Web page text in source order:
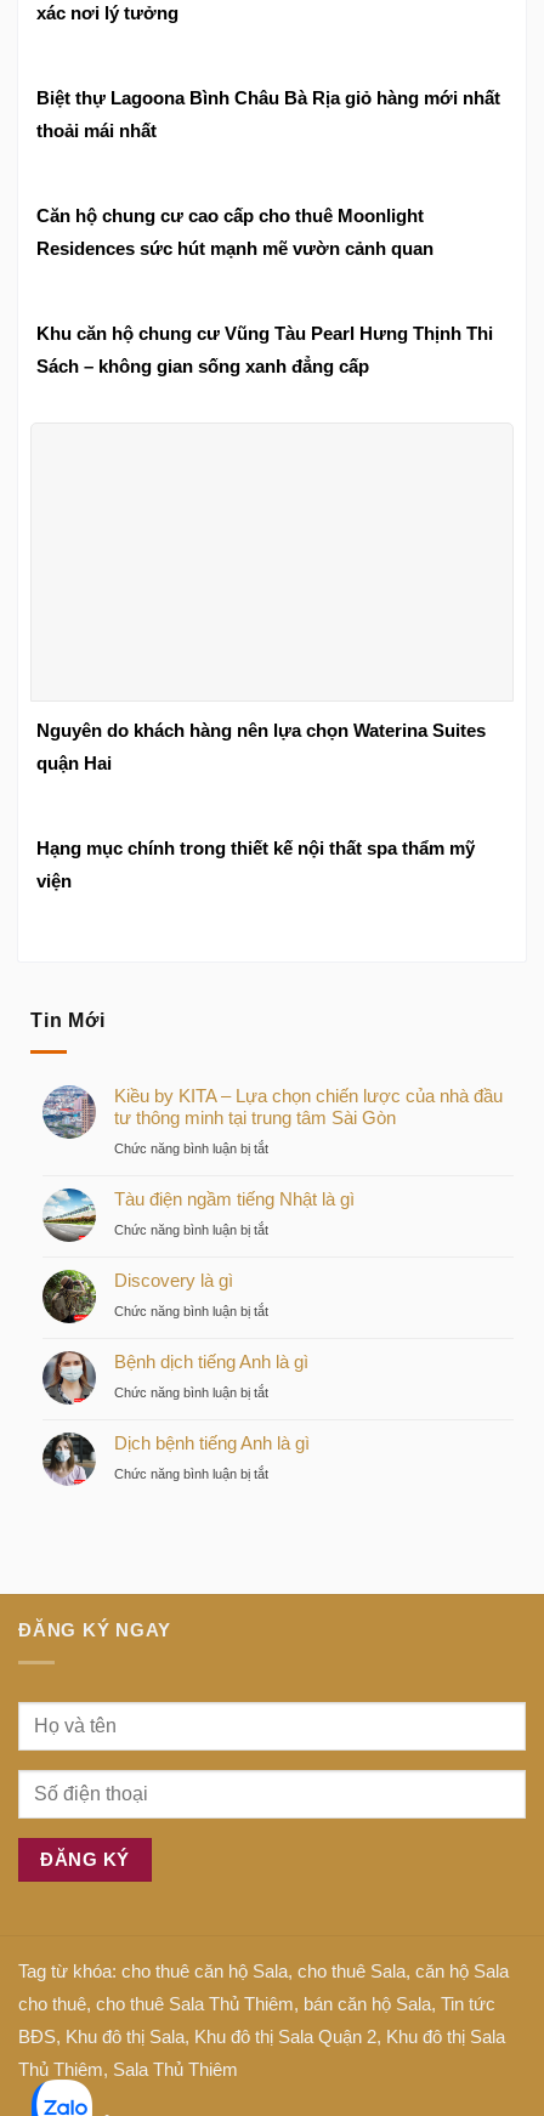
xác nơi lý tưởng
Biệt thự Lagoona Bình Châu Bà Rịa giỏ hàng mới nhất
thoải mái nhất
Căn hộ chung cư cao cấp cho thuê Moonlight
Residences sức hút mạnh mẽ vườn cảnh quan
Khu căn hộ chung cư Vũng Tàu Pearl Hưng Thịnh Thi
Sách – không gian sống xanh đẳng cấp
Nguyên do khách hàng nên lựa chọn Waterina Suites
quận Hai
Hạng mục chính trong thiết kế nội thất spa thẩm mỹ
viện
Tin Mới
Kiều by KITA – Lựa chọn chiến lược của nhà đầu
tư thông minh tại trung tâm Sài Gòn
Chức năng bình luận bị tắtở
by
chiến
của
nhà
tư
Tàu điện ngầm tiếng Nhật là gì
Chức năng bình luận bị tắtở
gì
Discovery là gì
Chức năng bình luận bị tắtở
là
Bệnh dịch tiếng Anh là gì
Chức năng bình luận bị tắtở
dịch
Dịch bệnh tiếng Anh là gì
Chức năng bình luận bị tắtở
là
ĐĂNG KÝ NGAY
Tag từ khóa: cho thuê căn hộ Sala, cho thuê Sala, căn hộ Sala
cho thuê, cho thuê Sala Thủ Thiêm, bán căn hộ Sala, Tin tức
BĐS, Khu đô thị Sala, Khu đô thị Sala Quận 2, Khu đô thị Sala
Thủ Thiêm, Sala Thủ Thiêm